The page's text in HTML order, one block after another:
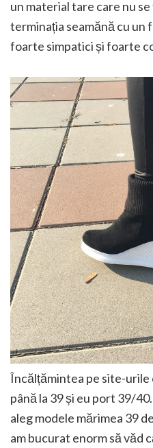
un material tare care nu
terminația seamănă cu un
foarte simpatici și foarte
Încălțămintea pe site-
până la 39 și eu port 39/
aleg modele mărimea 39
am bucurat enorm să văd